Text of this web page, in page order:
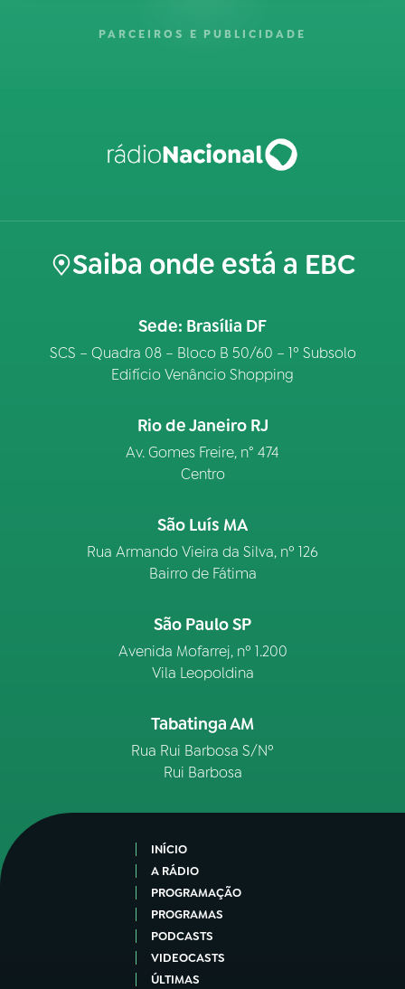
PARCEIROS E PUBLICIDADE
Saiba onde está a EBC
Sede: Brasília DF
SCS – Quadra 08 – Bloco B 50/60 – 1º Subsolo
Edifício Venâncio Shopping
Rio de Janeiro RJ
Av. Gomes Freire, n° 474
Centro
São Luís MA
Rua Armando Vieira da Silva, nº 126
Bairro de Fátima
São Paulo SP
Avenida Mofarrej, nº 1.200
Vila Leopoldina
Tabatinga AM
Rua Rui Barbosa S/Nº
Rui Barbosa
INÍCIO
A RÁDIO
PROGRAMAÇÃO
PROGRAMAS
PODCASTS
VIDEOCASTS
ÚLTIMAS